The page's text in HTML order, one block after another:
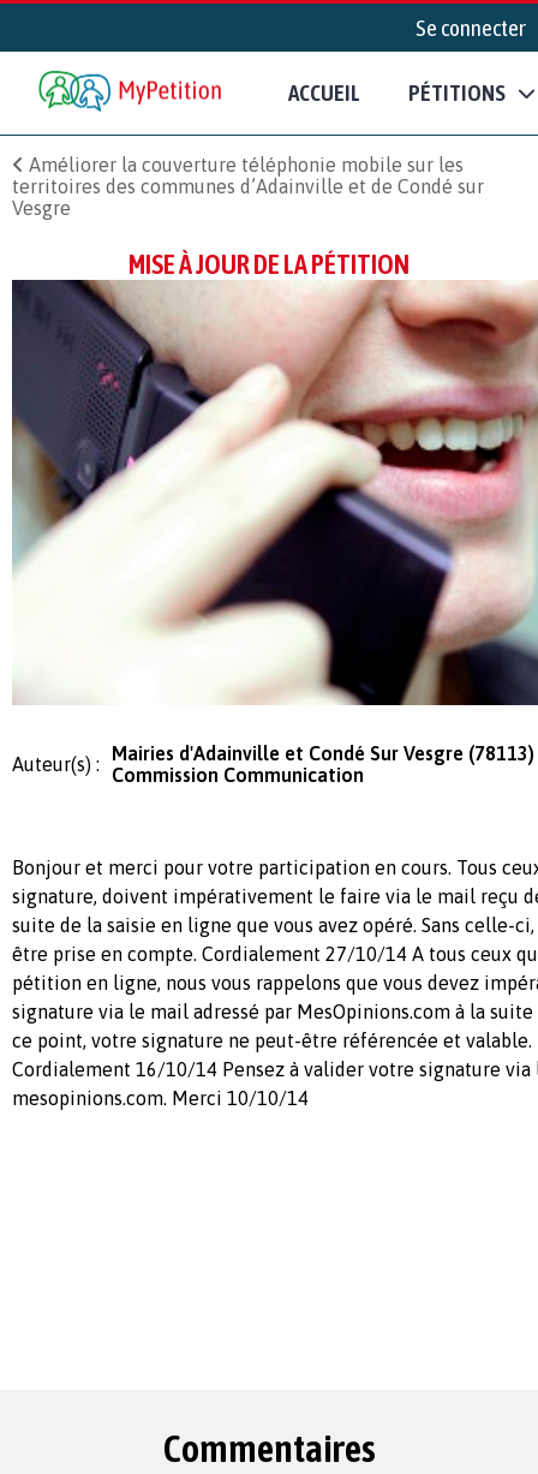
Se connecter
ACCUEIL PÉTITIONS
Améliorer la couverture téléphonie mobile sur les
territoires des communes d’Adainville et de Condé sur
Vesgre
MISE À JOUR DE LA PÉTITION
Auteur(s) :
Mairies d'Adainville et Condé Sur Vesgre
Commission Communication
Bonjour et merci pour votre participation en cours. Tous
signature, doivent impérativement le faire via le mail reçu
suite de la saisie en ligne que vous avez opéré. Sans celle-
être prise en compte. Cordialement 27/10/14 A tous ceux
pétition en ligne, nous vous rappelons que vous devez
signature via le mail adressé par MesOpinions.com à la suite
ce point, votre signature ne peut-être référencée et valable.
Cordialement 16/10/14 Pensez à valider votre signature via
mesopinions.com. Merci 10/10/14
Commentaires